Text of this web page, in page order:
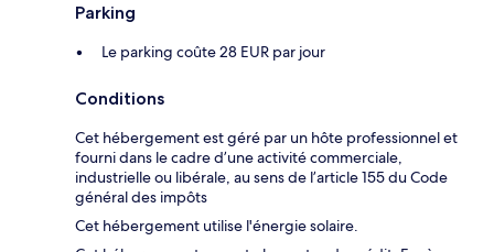
Parking
Le parking coûte 28 EUR par jour
Conditions
Cet hébergement est géré par un hôte professionnel et
fourni dans le cadre d’une activité commerciale,
industrielle ou libérale, au sens de l’article 155 du Code
général des impôts
Cet hébergement utilise l'énergie solaire.